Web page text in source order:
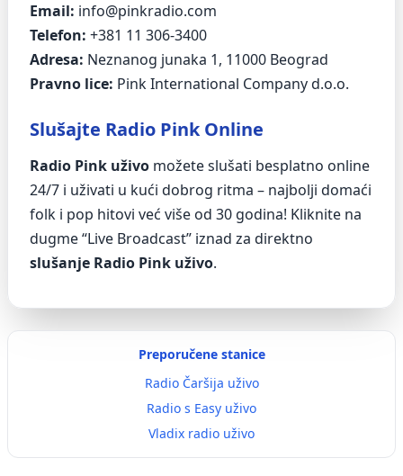
Email: info@pinkradio.com
Telefon: +381 11 306-3400
Adresa: Neznanog junaka 1, 11000 Beograd
Pravno lice: Pink International Company d.o.o.
Slušajte Radio Pink Online
Radio Pink uživo možete slušati besplatno online
24/7 i uživati u kući dobrog ritma – najbolji domaći
folk i pop hitovi već više od 30 godina! Kliknite na
dugme “Live Broadcast” iznad za direktno
slušanje Radio Pink uživo.
Preporučene stanice
Radio Čaršija uživo
Radio s Easy uživo
Vladix radio uživo